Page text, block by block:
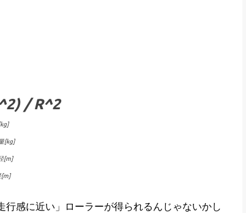
/ R^2
[kg]
[m]
[m]
感に近い」ローラーが得られるんじゃないかし